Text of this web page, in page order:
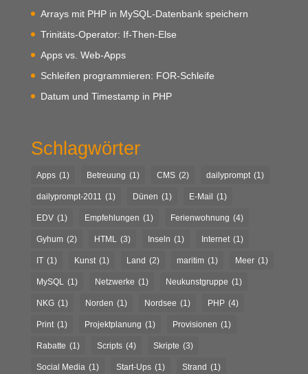
Arrays mit PHP in MySQL-Datenbank speichern
Trinitäts-Operator: If-Then-Else
Apps vs. Web-Apps
Schleifen programmieren: FOR-Schleife
Datum und Timestamp in PHP
Schlagwörter
Apps (1) Betreuung (1) CMS (2) dailyprompt (1)
dailyprompt-2011 (1) Dünen (1) E-Mail (1)
EDV (1) Empfehlungen (1) Ferienwohnung (4)
Gyhum (2) HTML (3) Inseln (1) Internet (1)
IT (1) Kunst (1) Land (2) maritim (1) Meer (1)
MySQL (1) Netzwerke (1) Neukunstgruppe (1)
NKG (1) Norden (1) Nordsee (1) PHP (4)
Print (1) Projektplanung (1) Provisionen (1)
Rabatte (1) Scripts (4) Skripte (3)
Social Media (1) Start-Ups (1) Strand (1)